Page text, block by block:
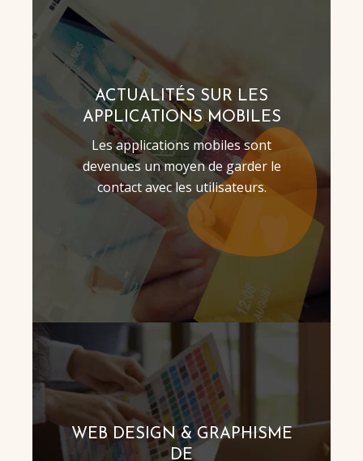
ACTUALITÉS SUR LES
APPLICATIONS MOBILES
Les applications mobiles sont
devenues un moyen de garder le
contact avec les utilisateurs.
WEB DESIGN & GRAPHISME
DE